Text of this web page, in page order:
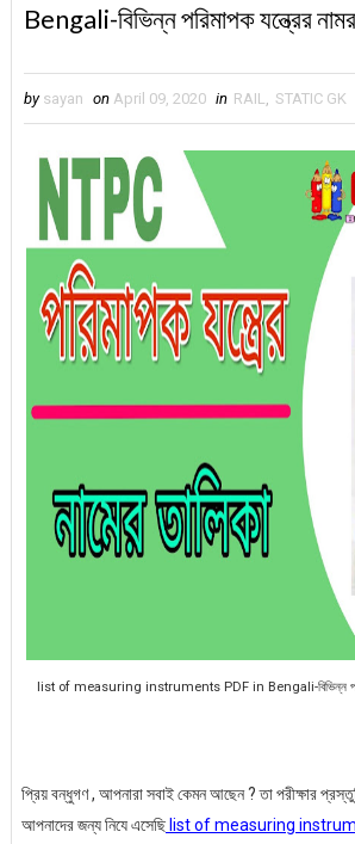
Bengali-বিভিন্ন পরিমাপক যন্ত্রের
by sayan on April 09, 2020 in RAIL, STATIC GK
list of measuring instruments PDF in Bengali-বিভিন্ন
প্রিয় বন্ধুগণ , আপনারা সবাই কেমন আছেন ? তা পরীক্ষার
আপনাদের জন্য নিযে এসেছিlist of measuring